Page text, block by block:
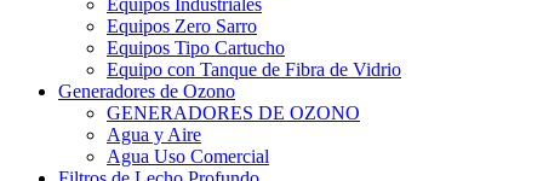
Equipos Industriales
Equipos Zero Sarro
Equipos Tipo Cartucho
Equipo con Tanque de Fibra de Vidrio
Generadores de Ozono
GENERADORES DE OZONO
Agua y Aire
Agua Uso Comercial